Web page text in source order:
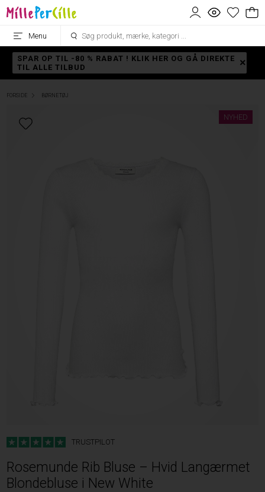
Menu
SPAR OP TIL -80 % RABAT ! KLIK HER OG GÅ DIREKTE
TIL ALLE TILBUD
FORSIDE BØRNETØJ
NYHED
TRUSTPILOT
Rosemunde Rib Bluse – Hvid Langærmet
Blondebluse i New White